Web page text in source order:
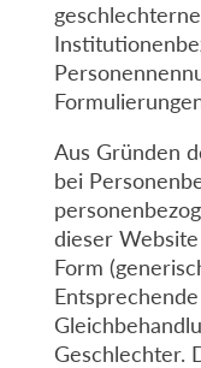
Aus Gründen
bei
dieser
Form
Geschlechter.